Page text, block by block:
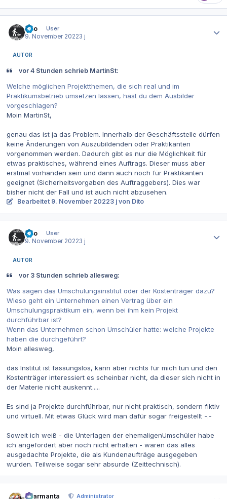
Dito
User
9. November 20223 j
AUTOR
vor 4 Stunden schrieb MartinSt:
Welche möglichen Projektthemen, die sich real und im
Praktikumsbetrieb umsetzen lassen, hast du dem Ausbilder
vorgeschlagen?
Moin MartinSt,
genau das ist ja das Problem. Innerhalb der Geschäftsstelle dürfen
keine Änderungen von Auszubildenden oder Praktikanten
vorgenommen werden. Dadurch gibt es nur die Möglichkeit für
etwas praktisches, während eines Auftrags. Dieser muss aber
erstmal vorhanden sein und dann auch noch für Praktikanten
geeignet (Sicherheitsvorgaben des Auftraggebers). Dies war
bisher nicht der Fall und ist auch nicht abzusehen.
Bearbeitet 9. November 20223 j von Dito
Dito
User
9. November 20223 j
AUTOR
vor 3 Stunden schrieb allesweg:
Was sagen das Umschulungsinstitut oder der Kostenträger dazu?
Wieso geht ein Unternehmen einen Vertrag über ein
Umschulungspraktikum ein, wenn bei ihm kein Projekt
durchführbar ist?
Wenn das Unternehmen schon Umschüler hatte: welche Projekte
haben die durchgeführt?
Moin allesweg,
das Institut ist fassungslos, kann aber nichts für mich tun und den
Kostenträger interessiert es scheinbar nicht, da dieser sich nicht in
der Materie nicht auskennt.....
Es sind ja Projekte durchführbar, nur nicht praktisch, sondern fiktiv
und virtuell. Mit etwas Glück wird man dafür sogar freigestellt -.-
Soweit ich weiß - die Unterlagen der ehemaligenUmschüler habe
ich angefordert aber noch nicht erhalten - waren das alles
ausgedachte Projekte, die als Kundenaufträge ausgegeben
wurden. Teilweise sogar sehr absurde (Zeittechnisch).
charmanta
Administrator